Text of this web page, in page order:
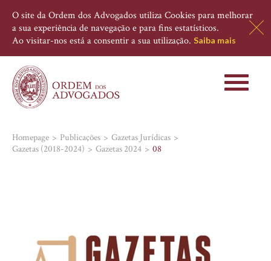
O site da Ordem dos Advogados utiliza Cookies para melhorar
a sua experiência de navegação e para fins estatísticos.
Ao visitar-nos está a consentir a sua utilização. Saiba mais
Toggle
Homepage Publicações
Gazetas Jurídicas
Gazetas (2018-2024)
Gazetas 2024 08